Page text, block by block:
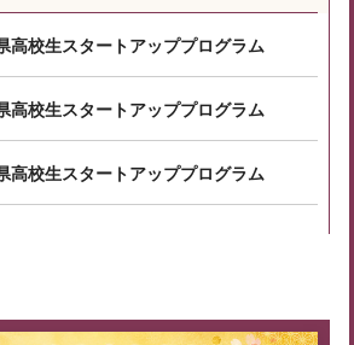
高校生スタートアッププログラム
高校生スタートアッププログラム
高校生スタートアッププログラム